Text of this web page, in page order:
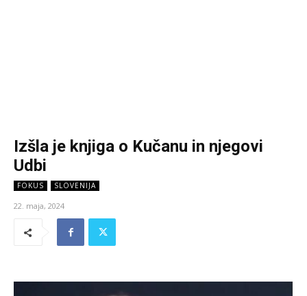
Izšla je knjiga o Kučanu in njegovi
Udbi
FOKUS SLOVENIJA
22. maja, 2024